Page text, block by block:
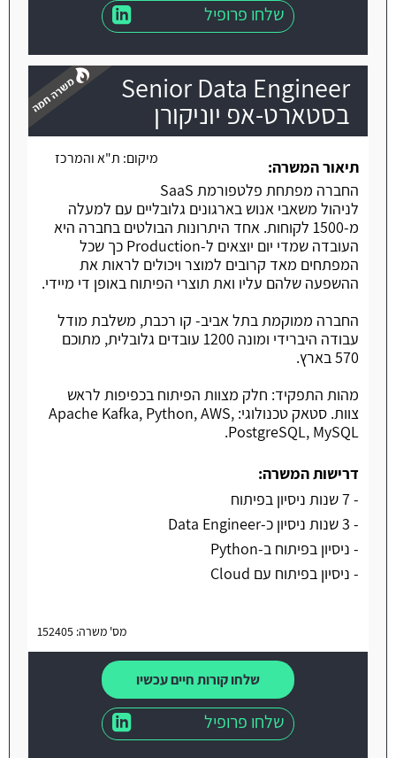
שלחו פרופיל
Senior Data Engineer
בסטארט-אפ יוניקורן
משרה חמה מיקום: ת"א והמרכז
תיאור המשרה:
החברה מפתחת פלטפורמת SaaS
לניהול משאבי אנוש בארגונים גלובליים עם למעלה
מ-1500 לקוחות. אחד היתרונות הבולטים בחברה היא
העובדה שמדי יום יוצאים ל-Production כך שכל
המפתחים מאד קרובים למוצר ויכולים לראות את
ההשפעה שלהם עליו ואת תוצרי הפיתוח באופן די מיידי.
החברה ממוקמת בתל אביב- קו רכבת, משלבת מודל
עבודה היברידי ומונה 1200 עובדים גלובלית, מתוכם
570 בארץ.
מהות התפקיד: חלק מצוות הפיתוח בכפיפות לראש
צוות. סטאק טכנולוגי: Apache Kafka, Python, AWS,
PostgreSQL, MySQL.
דרישות המשרה:
- 7 שנות ניסיון בפיתוח
- 3 שנות ניסיון כ-Data Engineer
- ניסיון בפיתוח ב-Python
- ניסיון בפיתוח עם Cloud
מס' משרה: 152405
שלחו קורות חיים עכשיו
שלחו פרופיל